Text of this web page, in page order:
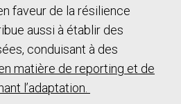
faveur de la résilience
aussi à établir des
conduisant à des
matière de reporting et de
l’adaptation.